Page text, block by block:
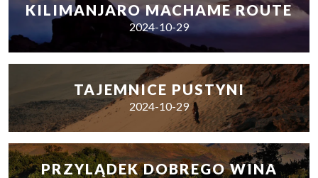
KILIMANJARO MACHAME ROUTE
2024-10-29
TAJEMNICE PUSTYNI
2024-10-29
PRZYLĄDEK DOBREGO WINA